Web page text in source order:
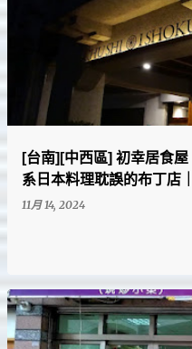
[台南][中西區] 初幸居食
系日本料理耽誤的布丁店
11月 14, 2024